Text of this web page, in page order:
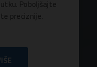
Poboljšajte
preciznije.